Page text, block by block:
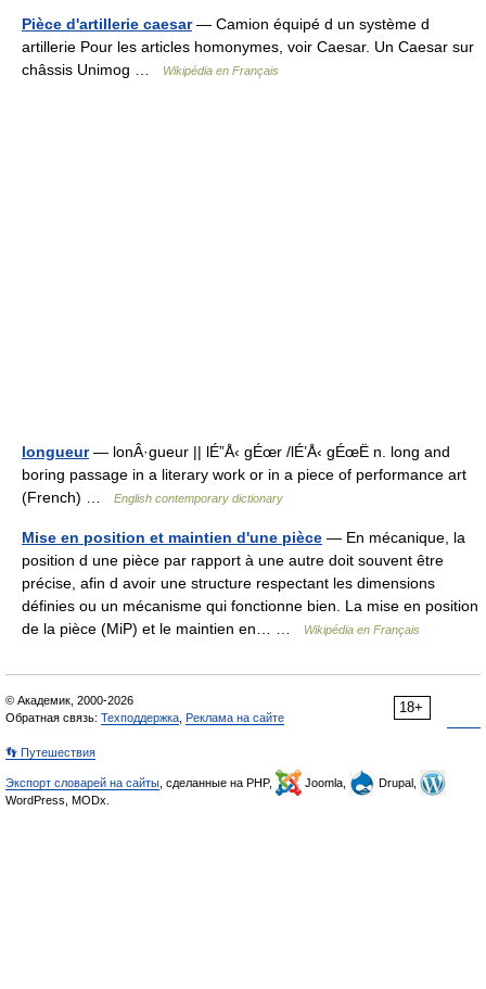
Pièce d'artillerie caesar— Camion équipé d un système d
artillerie Pour les articles homonymes, voir Caesar. Un Caesar sur
châssis Unimog …
Wikipédia en Français
longueur— lonÂ·gueur || lÉ”Å‹ gÉœr /lÉ’Å‹ gÉœË n. long and
boring passage in a literary work or in a piece of performance art
(French) …
English contemporary dictionary
Mise en position et maintien d'une pièce — En mécanique, la
position d une pièce par rapport à une autre doit souvent être
précise, afin d avoir une structure respectant les dimensions
définies ou un mécanisme qui fonctionne bien. La mise en position
de la pièce (MiP) et le maintien en… …
Wikipédia en Français
18+
© Академик, 2000-2026
Обратная связь: Техподдержка Реклама на сайте
👣 Путешествия
Экспорт словарей на сайты , сделанные на PHP, Joomla,
Drupal,
WordPress, MODx.